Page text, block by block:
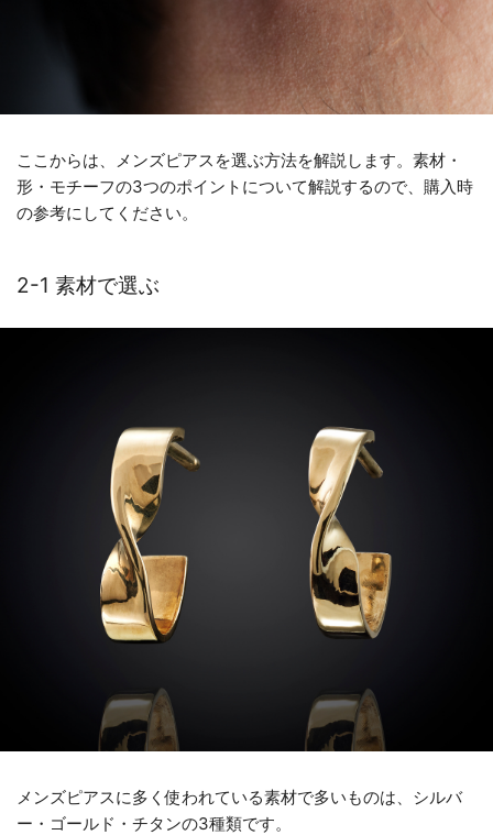
ここからは、メンズピアスを選ぶ方法を解説します。素材・
形・モチーフの3つのポイントについて解説するので、購入時
の参考にしてください。
2-1 素材で選ぶ
メンズピアスに多く使われている素材で多いものは、シルバ
ー・ゴールド・チタンの3種類です。